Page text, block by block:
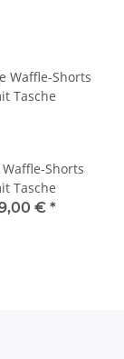
Waffle-Shorts
Tasche
€ *